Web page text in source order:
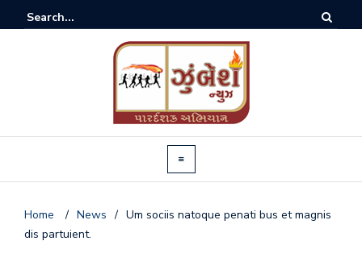
Home / News / Um sociis natoque penati bus et magnis
dis partuient.